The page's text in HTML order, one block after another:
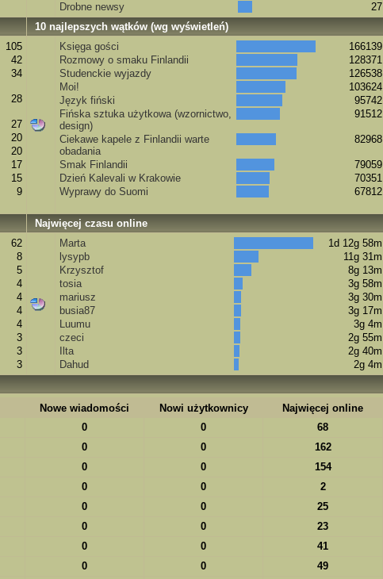
Drobne newsy
27
10 najlepszych wątków (wg wyświetleń)
105
42
34
28
27
20
20
17
15
9
Księga gości
166139
Rozmowy o smaku Finlandii
128371
Studenckie wyjazdy
126538
Moi!
103624
Język fiński
95742
Fińska sztuka użytkowa (wzornictwo,
design)
91512
Ciekawe kapele z Finlandii warte
obadania
82968
Smak Finlandii
79059
Dzień Kalevali w Krakowie
70351
Wyprawy do Suomi
67812
Najwięcej czasu online
62
8
5
4
4
4
4
3
3
3
Marta
1d 12g 58m
lysypb
11g 31m
Krzysztof
8g 13m
tosia
3g 58m
mariusz
3g 30m
busia87
3g 17m
Luumu
3g 4m
czeci
2g 55m
Ilta
2g 40m
Dahud
2g 4m
Nowe wiadomości Nowi użytkownicy
Najwięcej online
0 0
68
0 0
162
0 0
154
0 0
2
0 0
25
0 0
23
0 0
41
0 0
49